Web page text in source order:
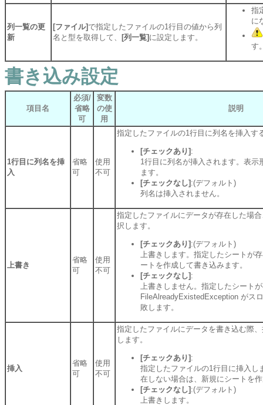
列一覧の更
新
[ファイル] で指定したファイルの1行目の値から列
名と型を取得して、
[列一覧] に設定します。
指
に
す
書き込み設定
項目名
必須/
省略
可
変数
の使
用
説明
1行目に列名を挿
入
省略
可
使用
不可
指定したファイルの1行目に列名を挿入す
[チェックあり] :
1行目に列名が挿入されます。表示
ます。
[チェックなし] :(デフォルト)
列名は挿入されません。
上書き
省略
可
使用
不可
指定したファイルにデータが存在した場
択します。
[チェックあり] :(デフォルト)
上書きします。指定したシートが
ートを作成して書き込みます。
[チェックなし] :
上書きしません。指定したシート
FileAlreadyExistedException がス
敗します。
挿入
省略
可
使用
不可
指定したファイルにデータを書き込む際
します。
[チェックあり] :
指定したファイルの1行目に挿入し
在しない場合は、新規にシートを
[チェックなし] :(デフォルト)
上書きします。